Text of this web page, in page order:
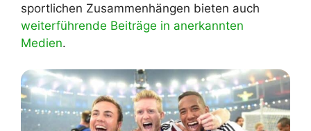
sportlichen Zusammenhängen bieten auch
weiterführende Beiträge in anerkannten
Medien.